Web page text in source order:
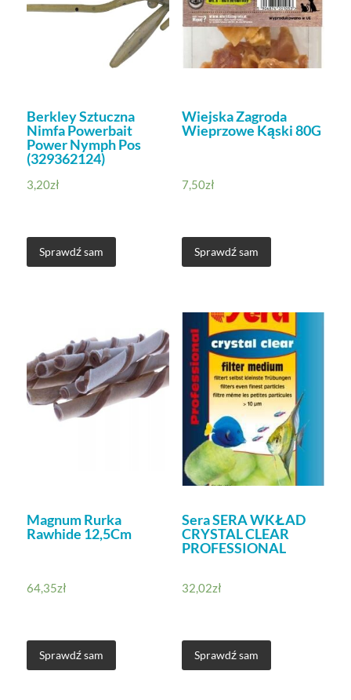
Berkley Sztuczna
Nimfa Powerbait
Power Nymph Pos
(329362124)
3,20zł
Sprawdź sam
Wiejska Zagroda
Wieprzowe Kąski 80G
7,50zł
Sprawdź sam
Magnum Rurka
Rawhide 12,5Cm
64,35zł
Sprawdź sam
Sera SERA WKŁAD
CRYSTAL CLEAR
PROFESSIONAL
32,02zł
Sprawdź sam